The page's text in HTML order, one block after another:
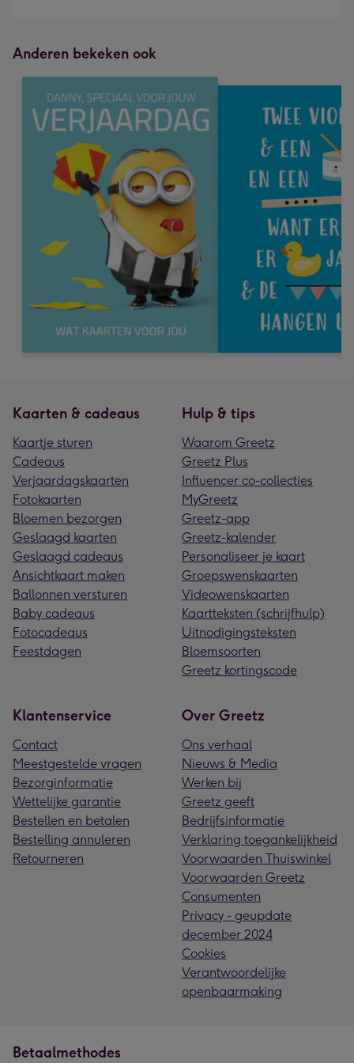
Anderen bekeken ook
Kaarten & cadeaus
Kaartje sturen
Cadeaus
Verjaardagskaarten
Fotokaarten
Bloemen bezorgen
Geslaagd kaarten
Geslaagd cadeaus
Ansichtkaart maken
Ballonnen versturen
Baby cadeaus
Fotocadeaus
Feestdagen
Hulp & tips
Waarom Greetz
Greetz Plus
Influencer co-collecties
MyGreetz
Greetz-app
Greetz-kalender
Personaliseer je kaart
Groepswenskaarten
Videowenskaarten
Kaartteksten (schrijfhulp)
Uitnodigingsteksten
Bloemsoorten
Greetz kortingscode
Klantenservice
Contact
Meestgestelde vragen
Bezorginformatie
Wettelijke garantie
Bestellen en betalen
Bestelling annuleren
Retourneren
Over Greetz
Ons verhaal
Nieuws & Media
Werken bij
Greetz geeft
Bedrijfsinformatie
Verklaring toegankelijkheid
Voorwaarden Thuiswinkel
Voorwaarden Greetz
Consumenten
Privacy - geupdate
december 2024
Cookies
Verantwoordelijke
openbaarmaking
Betaalmethodes